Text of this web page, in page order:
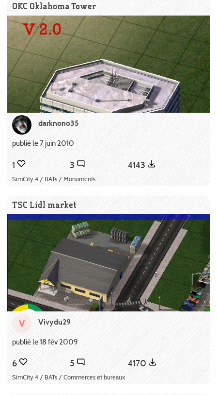
OKC Oklahoma Tower
darknono35
publié le 7 juin 2010
1 3 4143
SimCity 4 / BATs / Monuments
TSC Lidl market
V Vivydu29
publié le 18 fév 2009
6 5 4170
SimCity 4 / BATs / Commerces et bureaux